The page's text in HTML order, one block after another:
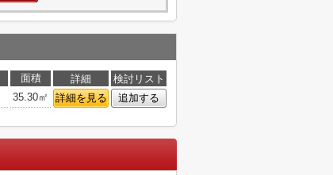
面積 詳細
検討リスト
35.30㎡ 詳細を見る 追加する